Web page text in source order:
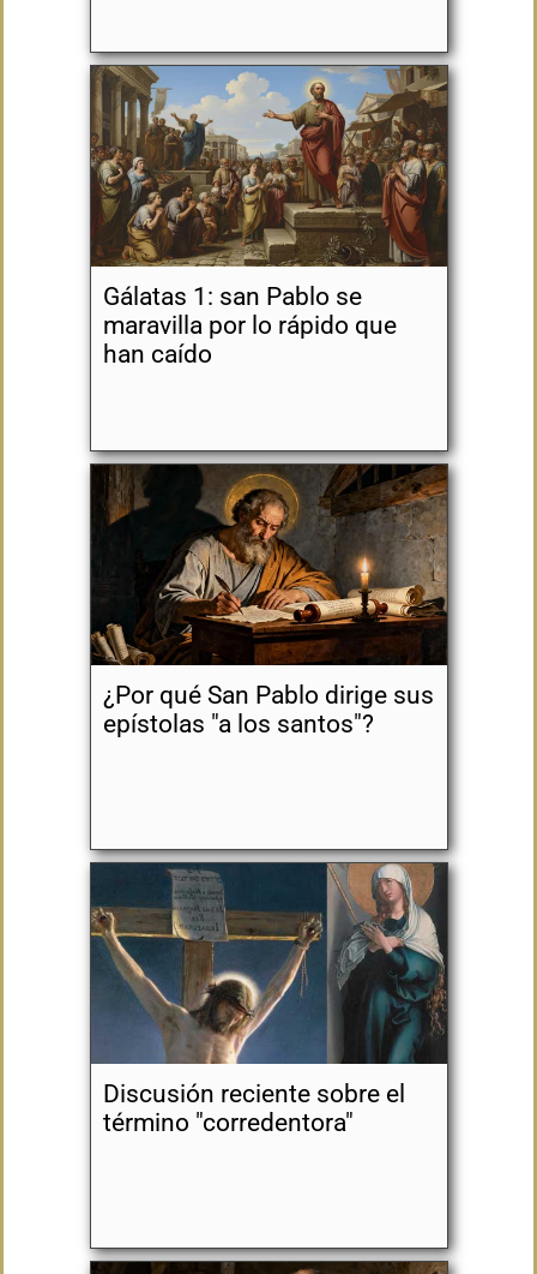
Gálatas 1: san Pablo se
maravilla por lo rápido que
han caído
¿Por qué San Pablo dirige sus
epístolas "a los santos"?
Discusión reciente sobre el
término "corredentora"